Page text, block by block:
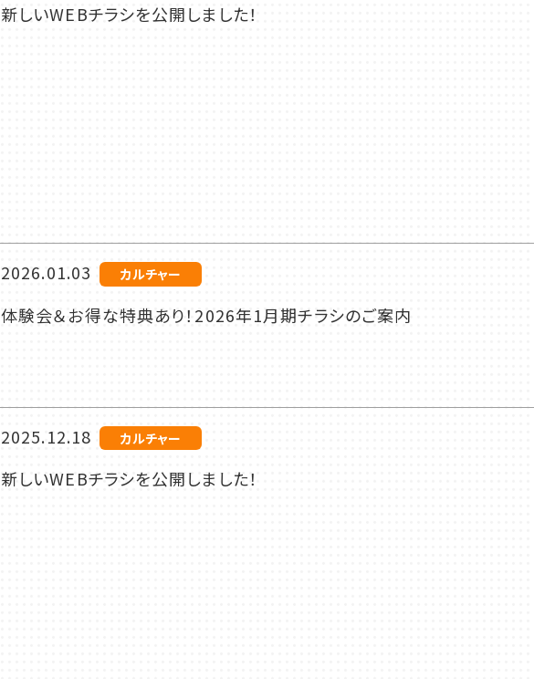
新しいWEBチラシを公開しました！
2026.01.03 カルチャー
体験会＆お得な特典あり！2026年1月期チラシのご案内
2025.12.18 カルチャー
新しいWEBチラシを公開しました！